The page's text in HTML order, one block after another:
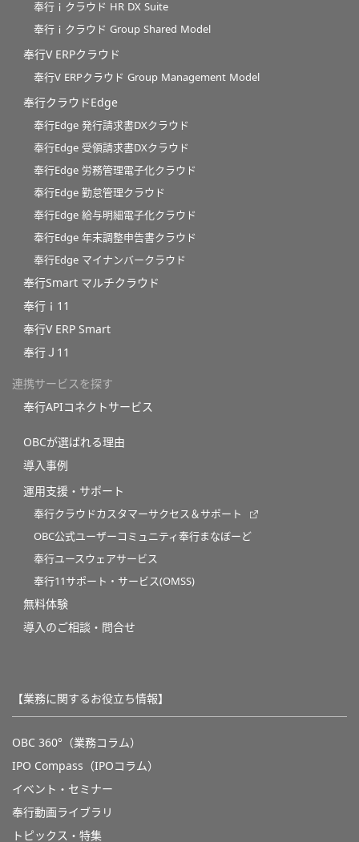
奉行ｉクラウド HR DX Suite
奉行ｉクラウド Group Shared Model
奉行V ERPクラウド
奉行V ERPクラウド Group Management Model
奉行クラウドEdge
奉行Edge 発行請求書DXクラウド
奉行Edge 受領請求書DXクラウド
奉行Edge 労務管理電子化クラウド
奉行Edge 勤怠管理クラウド
奉行Edge 給与明細電子化クラウド
奉行Edge 年末調整申告書クラウド
奉行Edge マイナンバークラウド
奉行Smart マルチクラウド
奉行ｉ11
奉行V ERP Smart
奉行Ｊ11
連携サービスを探す
奉行APIコネクトサービス
OBCが選ばれる理由
導入事例
運用支援・サポート
奉行クラウドカスタマーサクセス＆サポート
OBC公式ユーザーコミュニティ奉行まなぼーど
奉行ユースウェアサービス
奉行11サポート・サービス(OMSS)
無料体験
導入のご相談・問合せ
【業務に関するお役立ち情報】
OBC 360°（業務コラム）
IPO Compass（IPOコラム）
イベント・セミナー
奉行動画ライブラリ
トピックス・特集